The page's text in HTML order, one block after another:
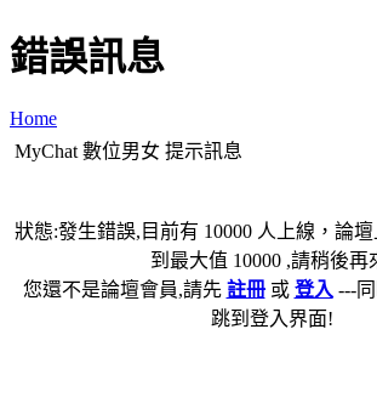
錯誤訊息
Home
MyChat 數位男女 提示訊息
狀態:發生錯誤,目前有 10000 人上線，論
到最大值 10000 ,請稍後再
您還不是論壇會員,請先 註冊或 登入 ---
跳到登入界面!